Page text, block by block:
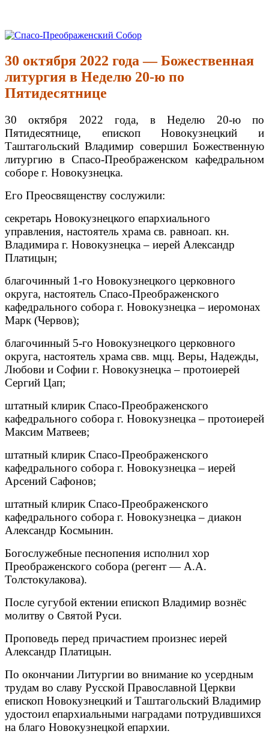
Перейти
содержимому
Спасо-Преображенский Собор
Спасо-Преображенский кафедральный Собор Новокузнецк
30 октября 2022 года — Божественная
литургия в Неделю 20-ю по
Пятидесятнице
30 октября 2022 года, в Неделю 20-ю по
Пятидесятнице, епископ Новокузнецкий и
Таштагольский Владимир совершил Божественную
литургию в Спасо-Преображенском кафедральном
соборе г. Новокузнецка.
Его Преосвященству сослужили:
секретарь Новокузнецкого епархиального
управления, настоятель храма св. равноап. кн.
Владимира г. Новокузнецка – иерей Александр
Платицын;
благочинный 1-го Новокузнецкого церковного
округа, настоятель Спасо-Преображенского
кафедрального собора г. Новокузнецка – иеромонах
Марк (Червов);
благочинный 5-го Новокузнецкого церковного
округа, настоятель храма свв. мцц. Веры, Надежды,
Любови и Софии г. Новокузнецка – протоиерей
Сергий Цап;
штатный клирик Спасо-Преображенского
кафедрального собора г. Новокузнецка – протоиерей
Максим Матвеев;
штатный клирик Спасо-Преображенского
кафедрального собора г. Новокузнецка – иерей
Арсений Сафонов;
штатный клирик Спасо-Преображенского
кафедрального собора г. Новокузнецка – диакон
Александр Космынин.
Богослужебные песнопения исполнил хор
Преображенского собора (регент — А.А.
Толстокулакова).
После сугубой ектении епископ Владимир вознёс
молитву о Святой Руси.
Проповедь перед причастием произнес иерей
Александр Платицын.
По окончании Литургии во внимание ко усердным
трудам во славу Русской Православной Церкви
епископ Новокузнецкий и Таштагольский Владимир
удостоил епархиальными наградами потрудившихся
на благо Новокузнецкой епархии.